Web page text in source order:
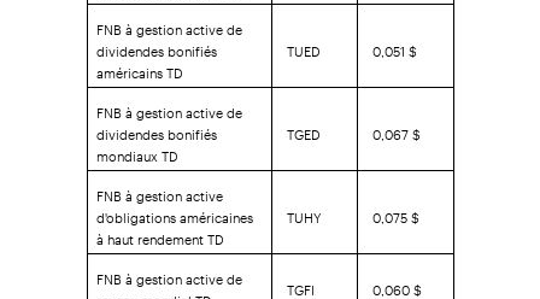
FNB à gestion active de
dividendes bonifiés
américains TD
TUED 0,051 $
FNB à gestion active de
dividendes bonifiés
mondiaux TD
TGED 0,067 $
FNB à gestion active
d'obligations américaines
à haut rendement TD
TUHY 0,075 $
FNB à gestion active de TGFI
0,060 $